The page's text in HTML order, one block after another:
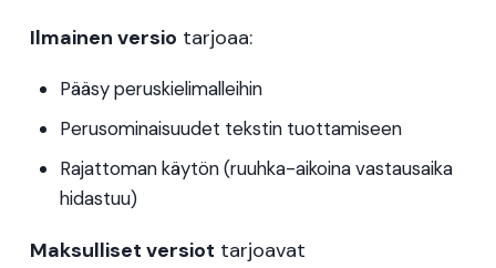
Ilmainen versio tarjoaa:
Pääsy peruskielimalleihin
Perusominaisuudet tekstin tuottamiseen
Rajattoman käytön (ruuhka-aikoina vastausaika
hidastuu)
Maksulliset versiot tarjoavat